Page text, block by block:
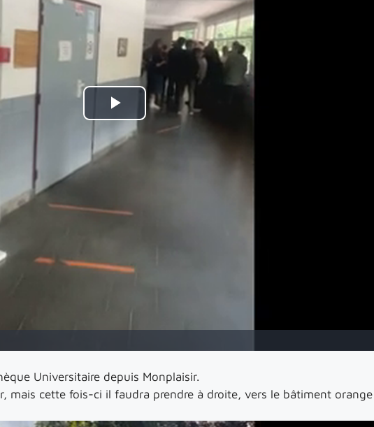
Universitaire depuis Monplaisir.
mais cette fois-ci il faudra prendre à droite, vers le bâtiment